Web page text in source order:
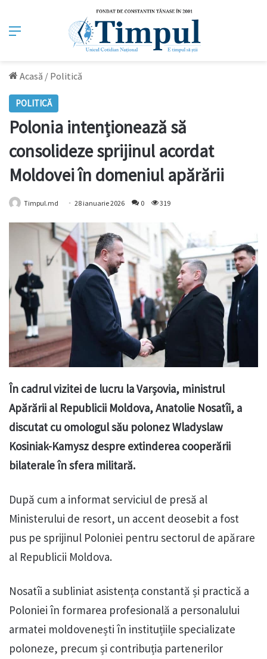
Meniu
Acasă / Politică
POLITICĂ
Polonia intenționează să
consolideze sprijinul acordat
Moldovei în domeniul apărării
Timpul.md 28 ianuarie 2026 0 319
În cadrul vizitei de lucru la Varșovia, ministrul
Apărării al Republicii Moldova, Anatolie Nosatîi, a
discutat cu omologul său polonez Wladyslaw
Kosiniak-Kamysz despre extinderea cooperării
bilaterale în sfera militară.
După cum a informat serviciul de presă al
Ministerului de resort, un accent deosebit a fost
pus pe sprijinul Poloniei pentru sectorul de apărare
al Republicii Moldova.
Nosatîi a subliniat asistența constantă și practică a
Poloniei în formarea profesională a personalului
armatei moldovenești în instituțiile specializate
poloneze, precum și contribuția partenerilor